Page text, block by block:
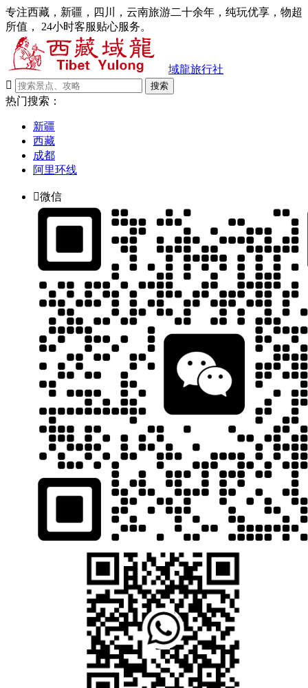
专注西藏，新疆，四川，云南旅游二十余年，纯玩优享，物超
所值， 24小时客服贴心服务。
域龍旅行社

搜索
热门搜索：
新疆
西藏
成都
阿里环线
微信